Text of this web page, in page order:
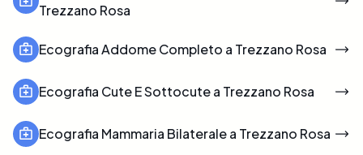
Trezzano Rosa
Ecografia Addome Completo a Trezzano Rosa
Ecografia Cute E Sottocute a Trezzano Rosa
Ecografia Mammaria Bilaterale a Trezzano Rosa